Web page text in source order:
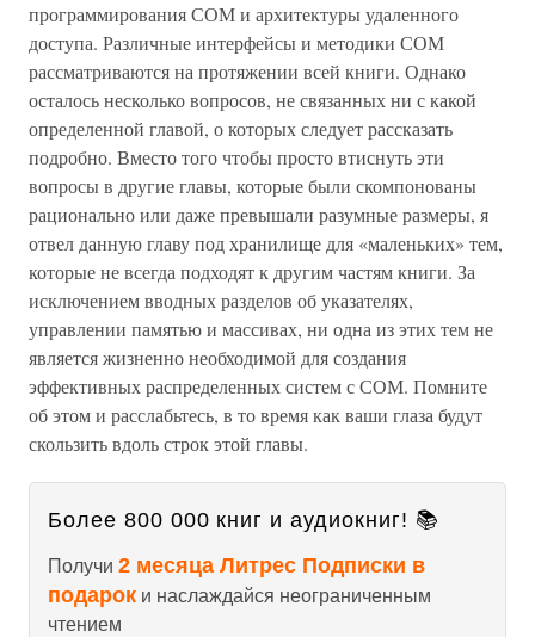
программирования СОМ и архитектуры удаленного
доступа. Различные интерфейсы и методики СОМ
рассматриваются на протяжении всей книги. Однако
осталось несколько вопросов, не связанных ни с какой
определенной главой, о которых следует рассказать
подробно. Вместо того чтобы просто втиснуть эти
вопросы в другие главы, которые были скомпонованы
рационально или даже превышали разумные размеры, я
отвел данную главу под хранилище для «маленьких» тем,
которые не всегда подходят к другим частям книги. За
исключением вводных разделов об указателях,
управлении памятью и массивах, ни одна из этих тем не
является жизненно необходимой для создания
эффективных распределенных систем с СОМ. Помните
об этом и расслабьтесь, в то время как ваши глаза будут
скользить вдоль строк этой главы.
Более 800 000 книг и аудиокниг! 📚
Получи 2 месяца Литрес Подписки в
подарок и наслаждайся неограниченным
чтением